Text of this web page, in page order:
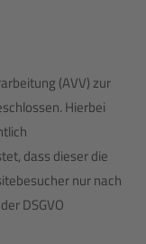
(AVV) zur
Hierbei
dass dieser die
nur nach
DSGVO